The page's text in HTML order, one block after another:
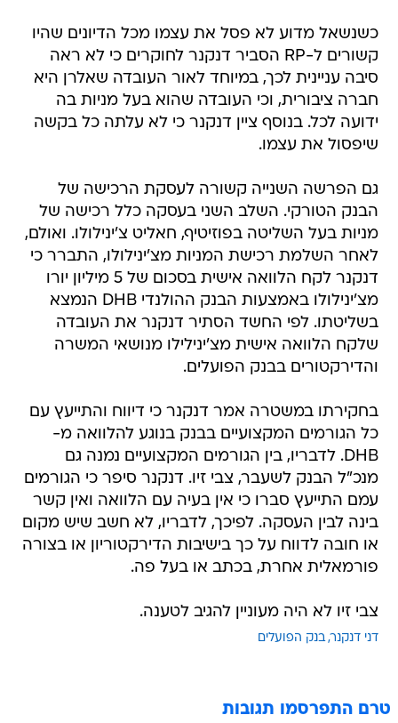
כשנשאל מדוע לא פסל את עצמו מכל הדיונים שהיו
קשורים ל-RP הסביר דנקנר לחוקרים כי לא ראה
סיבה עניינית לכך, במיוחד לאור העובדה שאלרן היא
חברה ציבורית, וכי העובדה שהוא בעל מניות בה
ידועה לכל. בנוסף ציין דנקנר כי לא עלתה כל בקשה
שיפסול את עצמו.
גם הפרשה השנייה קשורה לעסקת הרכישה של
הבנק הטורקי. השלב השני בעסקה כלל רכישה של
מניות בעל השליטה בפוזיטיף, חאליט צ'ינילולו. ואולם,
לאחר השלמת רכישת המניות מצ'ינילולו, התברר כי
דנקנר לקח הלוואה אישית בסכום של 5 מיליון יורו
מצ'ינילולו באמצעות הבנק ההולנדי DHB הנמצא
בשליטתו. לפי החשד הסתיר דנקנר את העובדה
שלקח הלוואה אישית מצ'ינילילו מנושאי המשרה
והדירקטורים בבנק הפועלים.
בחקירתו במשטרה אמר דנקנר כי דיווח והתייעץ עם
כל הגורמים המקצועיים בבנק בנוגע להלוואה מ-
DHB. לדבריו, בין הגורמים המקצועיים נמנה גם
מנכ"ל הבנק לשעבר, צבי זיו. דנקנר סיפר כי הגורמים
עמם התייעץ סברו כי אין בעיה עם הלוואה ואין קשר
בינה לבין העסקה. לפיכך, לדבריו, לא חשב שיש מקום
או חובה לדווח על כך בישיבות הדירקטוריון או בצורה
פורמאלית אחרת, בכתב או בעל פה.
צבי זיו לא היה מעוניין להגיב לטענה.
דני דנקנר בנק הפועלים
טרם התפרסמו תגובות